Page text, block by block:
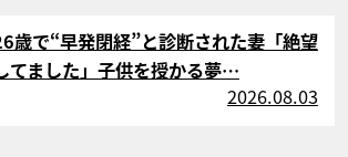
歳で“早発閉経”と診断された妻「絶望
てました」子供を授かる夢…
2026.08.03